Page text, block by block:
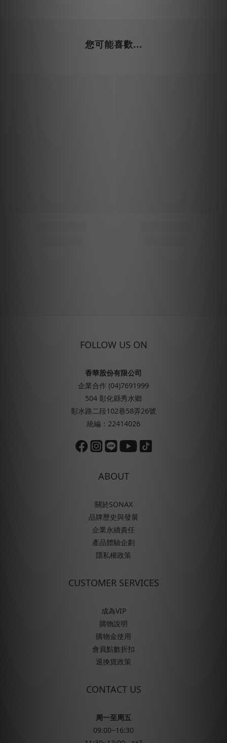
您可能喜歡...
FOLLOW US ON
香華股份有限公司
企業合作 (04)7691999
504 彰化縣秀水鄉
彰水路二段102巷58弄26號
統編：22414026
ABOUT
關於SONAX
品牌歷史與發展
企業永續責任
產品體驗企劃
隱私權政策
CUSTOMER SERVICES
成為VIP
購物說明
購物金使用
會員點數折扣
退換貨政策
CONTACT US
周一至周五
09:00~16:30